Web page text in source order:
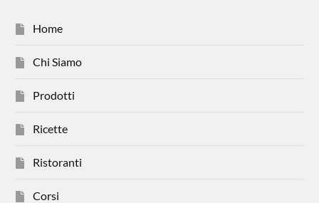
Home
Chi Siamo
Prodotti
Ricette
Ristoranti
Corsi